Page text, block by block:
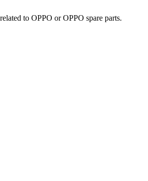
to OPPO or OPPO spare parts.